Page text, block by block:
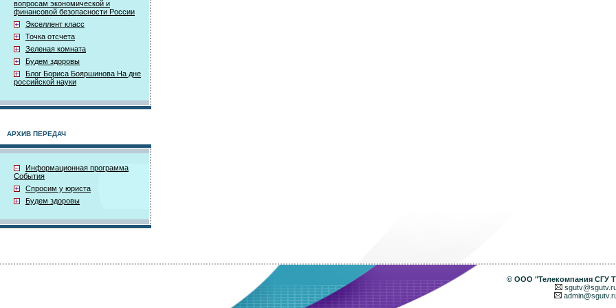
вопросам экономической и
финансовой безопасности России
Экселлент класс
Точка отсчета
Зеленая комната
Будем здоровы
Блог Бориса Бояршинова На дне
российской науки
АРХИВ ПЕРЕДАЧ
Информационная программа
События
Спросим у юриста
Будем здоровы
© ООО "Телекомпания СГУ